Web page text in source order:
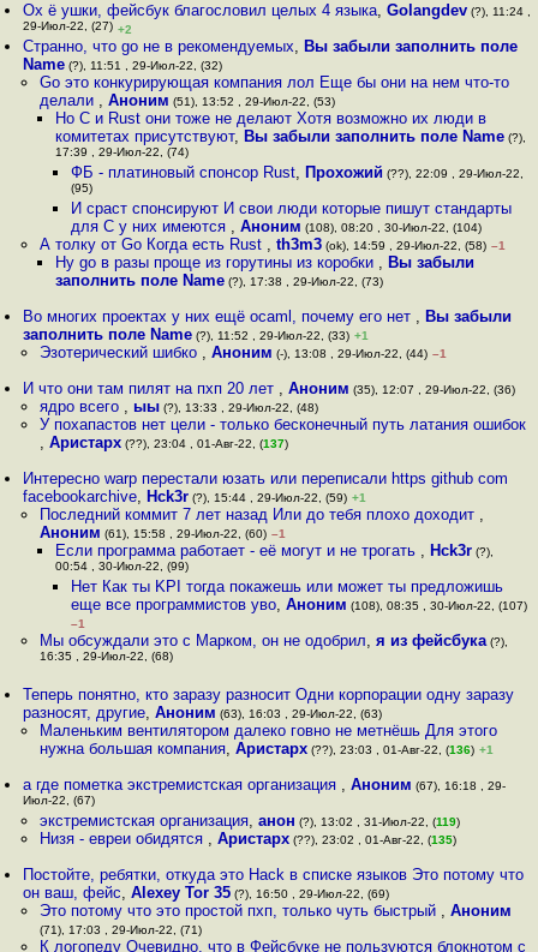
Ох ё ушки, фейсбук благословил целых 4 языка,Golangdev (?), 11:24 ,
29-Июл-22, (27) +2
Странно, что go не в рекомендуемых, Вы забыли заполнить поле
Name (?), 11:51 , 29-Июл-22, (32)
Go это конкурирующая компания лол Еще бы они на нем что-то
делали , Аноним (51), 13:52 , 29-Июл-22, (53)
Но С и Rust они тоже не делают Хотя возможно их люди в
комитетах присутствуют, Вы забыли заполнить поле Name(?),
17:39 , 29-Июл-22, (74)
ФБ - платиновый спонсор Rust, Прохожий (??), 22:09 , 29-Июл-22,
(95)
И сраст спонсируют И свои люди которые пишут стандарты
для C у них имеются ,Аноним (108), 08:20 , 30-Июл-22, (104)
А толку от Go Когда есть Rust , th3m3(ok), 14:59 , 29-Июл-22, (58) –1
Ну go в разы проще из горутины из коробки , Вы забыли
заполнить поле Name(?), 17:38 , 29-Июл-22, (73)
Во многих проектах у них ещё ocaml, почему его нет , Вы забыли
заполнить поле Name (?), 11:52 , 29-Июл-22, (33) +1
Эзотерический шибко , Аноним (-), 13:08 , 29-Июл-22, (44) –1
И что они там пилят на пхп 20 лет ,Аноним (35), 12:07 , 29-Июл-22, (36)
ядро всего , ыы(?), 13:33 , 29-Июл-22, (48)
У похапастов нет цели - только бесконечный путь латания ошибок
, Аристарх(??), 23:04 , 01-Авг-22, (137)
Интересно warp перестали юзать или переписали https github com
facebookarchive, Hck3r (?), 15:44 , 29-Июл-22, (59) +1
Последний коммит 7 лет назад Или до тебя плохо доходит ,
Аноним (61), 15:58 , 29-Июл-22, (60) –1
Если программа работает - её могут и не трогать , Hck3r(?),
00:54 , 30-Июл-22, (99)
Нет Как ты KPI тогда покажешь или может ты предложишь
еще все программистов уво,Аноним (108), 08:35 , 30-Июл-22, (107)
–1
Мы обсуждали это с Марком, он не одобрил, я из фейсбука(?),
16:35 , 29-Июл-22, (68)
Теперь понятно, кто заразу разносит Одни корпорации одну заразу
разносят, другие,Аноним (63), 16:03 , 29-Июл-22, (63)
Маленьким вентилятором далеко говно не метнёшь Для этого
нужна большая компания, Аристарх(??), 23:03 , 01-Авг-22, (136) +1
а где пометка экстремистская организация ,Аноним (67), 16:18 , 29-
Июл-22, (67)
экстремистская организация, анон (?), 13:02 , 31-Июл-22, (119)
Низя - евреи обидятся , Аристарх(??), 23:02 , 01-Авг-22, (135)
Постойте, ребятки, откуда это Hack в списке языков Это потому что
он ваш, фейс,Alexey Tor 35 (?), 16:50 , 29-Июл-22, (69)
Это потому что это простой пхп, только чуть быстрый , Аноним
(71), 17:03 , 29-Июл-22, (71)
К логопеду Очевидно, что в Фейсбуке не пользуются блокнотом с